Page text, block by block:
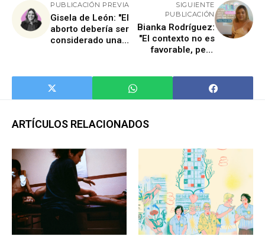
PUBLICACIÓN PREVIA
Gisela de León: "El
aborto debería ser
considerado una
médico"
SIGUIENTE
PUBLICACIÓN
Bianka Rodríguez:
"El contexto no es
favorable, pero
igualitario"
ARTÍCULOS RELACIONADOS